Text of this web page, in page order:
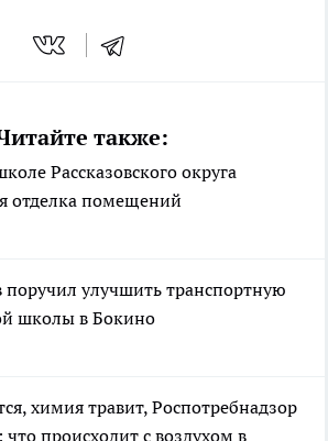
также:
Рассказовского округа
отделка помещений
улучшить транспортную
школы в Бокино
химия травит, Роспотребнадзор
происходит с воздухом в